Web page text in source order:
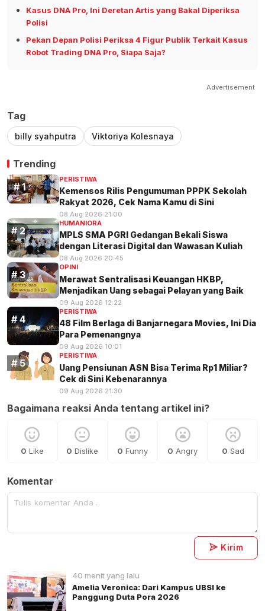
Kasus DNA Pro, Ini Deretan Artis yang Bakal Diperiksa
Polisi
Pekan Depan Polisi Periksa 4 Figur Publik Terkait Kasus
Robot Trading DNA Pro, Siapa Saja?
Advertisement
Tag
billy syahputra Viktoriya Kolesnaya
Trending
PERISTIWA
Kemensos Rilis Pengumuman PPPK Sekolah
Rakyat 2026, Cek Nama Kamu di Sini
08 Aug 2026 21:00
HUMANIORA
MPLS SMA PGRI Gedangan Bekali Siswa
dengan Literasi Digital dan Wawasan Kuliah
08 Aug 2026 20:45
OPINI
Merawat Sentralisasi Keuangan HKBP,
Menjadikan Uang sebagai Pelayan yang Baik
09 Aug 2026 12:22
PERISTIWA
48 Film Berlaga di Banjarnegara Movies, Ini Dia
Para Pemenangnya
09 Aug 2026 10:01
PERISTIWA
Uang Pensiunan ASN Bisa Terima Rp1 Miliar?
Cek di Sini Kebenarannya
09 Aug 2026 21:30
Bagaimana reaksi Anda tentang artikel ini?
0 Like 0 Dislike 0 Funny 0 Angry 0 Sad
Komentar
Kirim
40 menit yang lalu
Amelia Veronica: Dari Kampus UBSI ke
Panggung Duta Pora 2026